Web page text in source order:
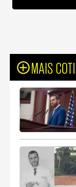
MAIS